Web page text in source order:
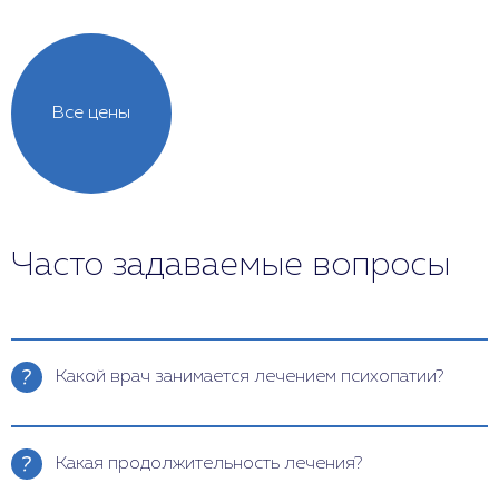
Все цены
Часто задаваемые вопросы
Какой врач занимается лечением психопатии?
Психопатию лечит врач-психотерапевт с
(семейных) сеансов. При острых формах болезни
Какая продолжительность лечения?